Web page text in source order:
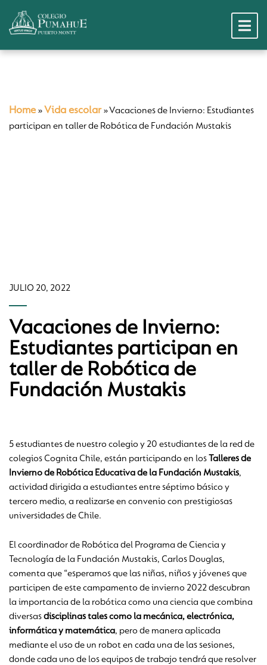
Home » Vida escolar»Vacaciones de Invierno: Estudiantes
participan en taller de Robótica de Fundación Mustakis
JULIO 20, 2022
Vacaciones de Invierno:
Estudiantes participan en
taller de Robótica de
Fundación Mustakis
5 estudiantes de nuestro colegio y 20 estudiantes de la red de
colegios Cognita Chile, están participando en los
Talleres de
Inviernode Robótica Educativa de la Fundación Mustakis,
actividad dirigida a estudiantes entre séptimo básico y
tercero medio, a realizarse en convenio con prestigiosas
universidades de Chile.
El coordinador de Robótica del Programa de Ciencia y
Tecnología de la Fundación Mustakis, Carlos Douglas,
comenta que “esperamos que las niñas, niños y jóvenes que
participen de este campamento de invierno 2022 descubran
la importancia de la robótica como una ciencia que combina
diversasdisciplinas tales como la mecánica, electrónica,
informática y matemática, pero de manera aplicada
mediante el uso de un robot en cada una de las sesiones,
donde cada uno de los equipos de trabajo tendrá que resolver